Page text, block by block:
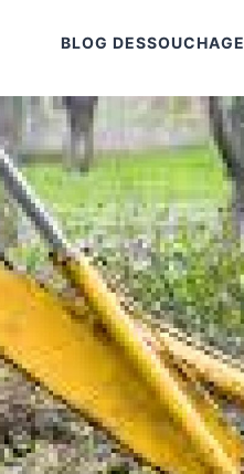
BLOG DESSOUCHAGE